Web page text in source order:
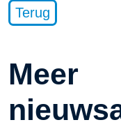
Terug
Meer